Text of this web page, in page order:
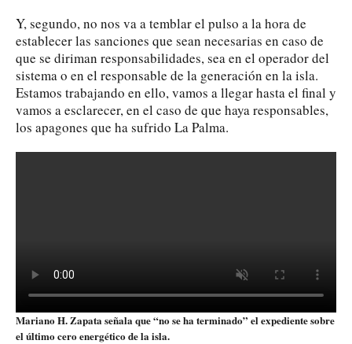
Y, segundo, no nos va a temblar el pulso a la hora de
establecer las sanciones que sean necesarias en caso de
que se diriman responsabilidades, sea en el operador del
sistema o en el responsable de la generación en la isla.
Estamos trabajando en ello, vamos a llegar hasta el final y
vamos a esclarecer, en el caso de que haya responsables,
los apagones que ha sufrido La Palma.
Mariano H. Zapata señala que “no se ha terminado” el expediente sobre
el último cero energético de la isla.